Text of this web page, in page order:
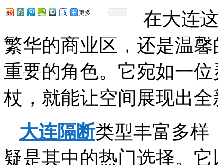
更多
在大连
繁华的商业区，还是温
重要的角色。它宛如一
杖，就能让空间展现出
大连隔断类型丰富多样
疑是其中的热门选择。